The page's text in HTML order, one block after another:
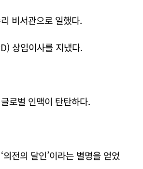
비서관으로 일했다.
상임이사를 지냈다.
로벌 인맥이 탄탄하다.
전의 달인’이라는 별명을 얻었